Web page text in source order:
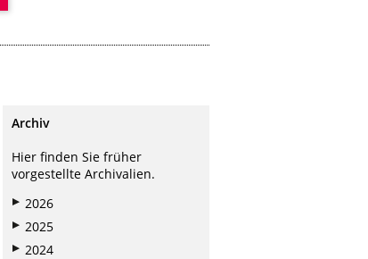
Archiv
Hier finden Sie früher
vorgestellte Archivalien.
2026
2025
2024